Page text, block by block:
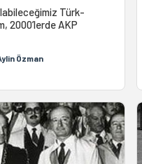
Türk-
2000’lerde AKP
Özman